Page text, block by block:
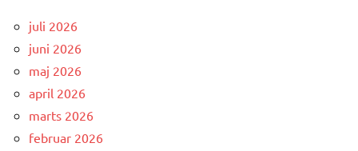
juli 2026
juni 2026
maj 2026
april 2026
marts 2026
februar 2026